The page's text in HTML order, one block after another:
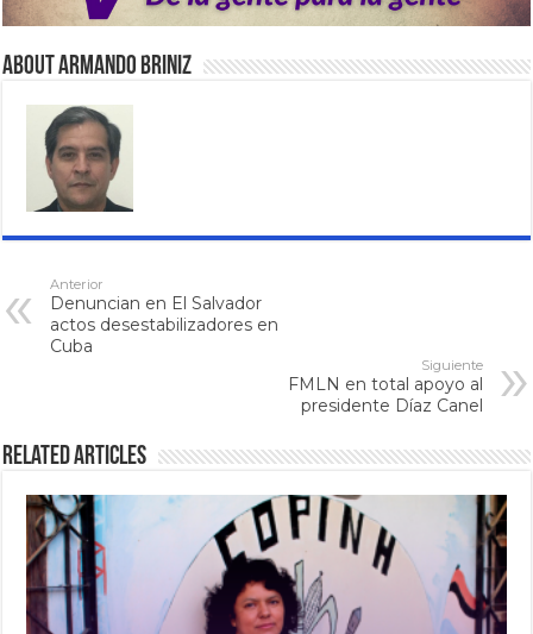
About Armando Briniz
Anterior
Denuncian en El Salvador
actos desestabilizadores en
Cuba
Siguiente
FMLN en total apoyo al
presidente Díaz Canel
Related Articles